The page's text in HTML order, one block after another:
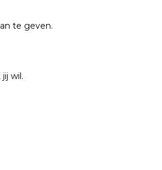
te geven.
wil.